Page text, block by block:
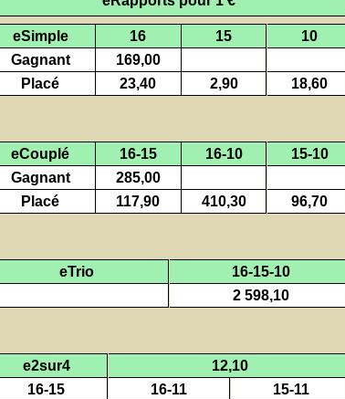
eSimple 16 15
10
Gagnant
169,00
Placé
23,40 2,90 18,60
eCouplé 16-15 16-10
15-10
Gagnant
285,00
Placé
117,90 410,30 96,70
eTrio
16-15-10
2 598,10
e2sur4
12,10
16-15
16-11
15-11